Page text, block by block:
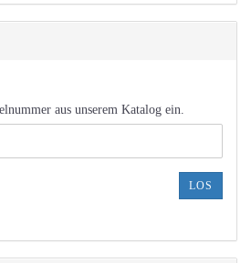
aus unserem Katalog ein.
LOS